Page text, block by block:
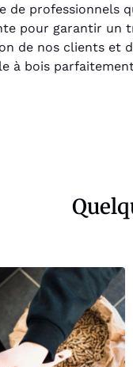
de professionnels
pour garantir un
de nos clients et
à bois